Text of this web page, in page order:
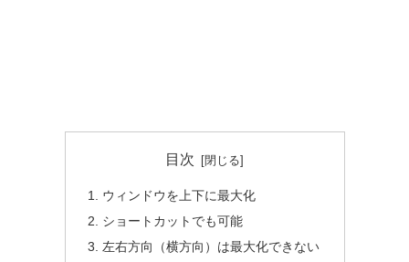
目次
ウィンドウを上下に最大化
ショートカットでも可能
左右方向（横方向）は最大化できない